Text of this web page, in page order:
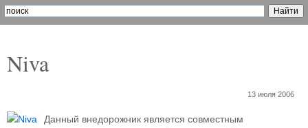
Niva
13 июля 2006
Данный внедорожник является совместным